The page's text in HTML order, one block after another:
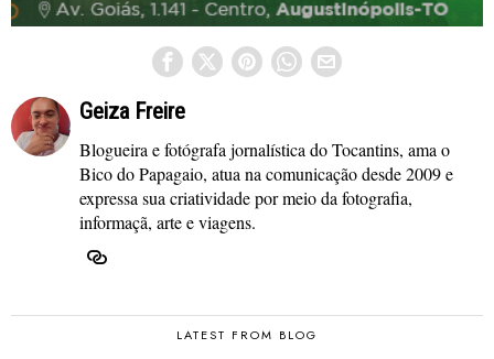
Geiza Freire
Blogueira e fotógrafa jornalística do Tocantins, ama o
Bico do Papagaio, atua na comunicação desde 2009 e
expressa sua criatividade por meio da fotografia,
informaçã, arte e viagens.
LATEST FROM BLOG